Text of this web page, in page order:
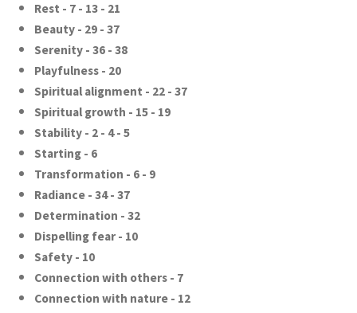
Rest - 7 - 13 - 21
Beauty - 29 - 37
Serenity - 36 - 38
Playfulness - 20
Spiritual alignment - 22 - 37
Spiritual growth - 15 - 19
Stability - 2 - 4 - 5
Starting - 6
Transformation - 6 - 9
Radiance - 34 - 37
Determination - 32
Dispelling fear - 10
Safety - 10
Connection with others - 7
Connection with nature - 12